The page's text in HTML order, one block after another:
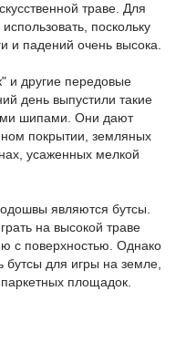
траве. Для
поскольку
и падений очень высока.
и другие передовые
день выпустили такие
шипами. Они дают
покрытии, земляных
усаженных мелкой
являются бутсы.
на высокой траве
с поверхностью. Однако
бутсы для игры на земле,
площадок.